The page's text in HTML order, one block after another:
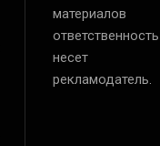
материалов
ответственность
несет
рекламодатель.